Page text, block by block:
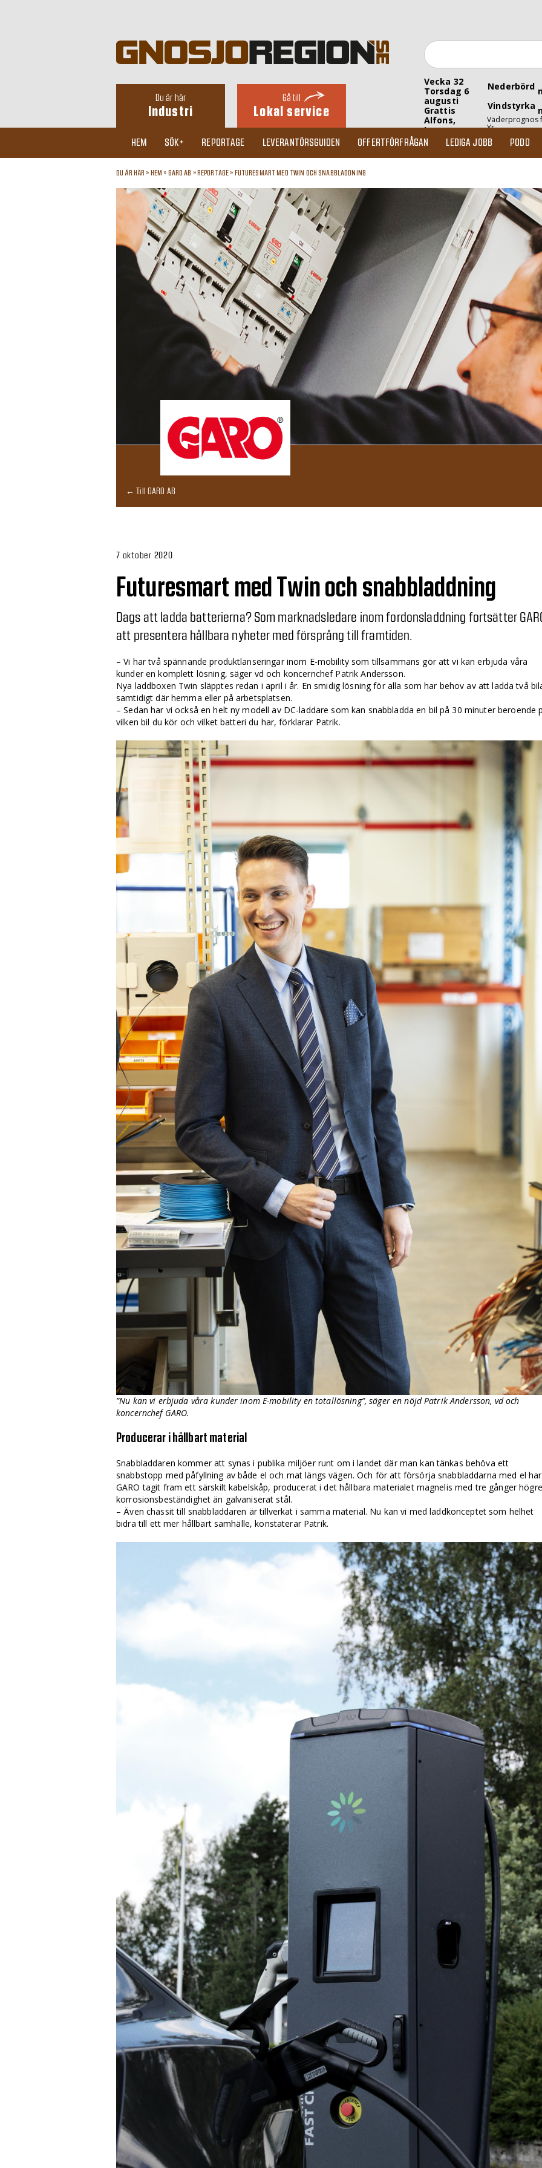
Du är här
Industri
Gå till
Lokal service
Vecka 32
Torsdag 6
augusti
Grattis
Alfons,
Inez
Nederbörd
Vindstyrka
Väderprognos
Yr
HEM SÖK+ REPORTAGE LEVERANTÖRSGUIDEN OFFERTFÖRFRÅGAN LEDIGA JOBB PODD
DU ÄR HÄR » HEM » GARO AB » REPORTAGE» FUTURESMART MED TWIN OCH SNABBLADDNING
← Till GARO AB
7 oktober 2020
Futuresmart med Twin och snabbladdning
Dags att ladda batterierna? Som marknadsledare inom fordonsladdning fortsätter
att presentera hållbara nyheter med försprång till framtiden.
– Vi har två spännande produktlanseringar inom E-mobility som tillsammans gör att vi kan erbjuda våra
kunder en komplett lösning, säger vd och koncernchef Patrik Andersson.
Nya laddboxen Twin släpptes redan i april i år. En smidig lösning för alla som har behov av att ladda två
samtidigt där hemma eller på arbetsplatsen.
– Sedan har vi också en helt ny modell av DC-laddare som kan snabbladda en bil på 30 minuter beroende
vilken bil du kör och vilket batteri du har, förklarar Patrik.
”Nu kan vi erbjuda våra kunder inom E-mobility en totallösning”, säger en nöjd Patrik Andersson, vd och
koncernchef GARO.
Producerar i hållbart material
Snabbladdaren kommer att synas i publika miljöer runt om i landet där man kan tänkas behöva ett
snabbstopp med påfyllning av både el och mat längs vägen. Och för att försörja snabbladdarna med el har
GARO tagit fram ett särskilt kabelskåp, producerat i det hållbara materialet magnelis med tre gånger högre
korrosionsbeständighet än galvaniserat stål.
– Även chassit till snabbladdaren är tillverkat i samma material. Nu kan vi med laddkonceptet som helhet
bidra till ett mer hållbart samhälle, konstaterar Patrik.